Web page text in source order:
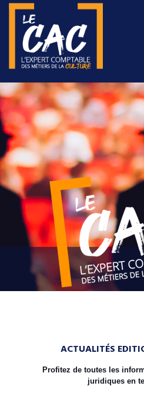
ACTUALITÉS
Profitez de toutes les
juridiques en